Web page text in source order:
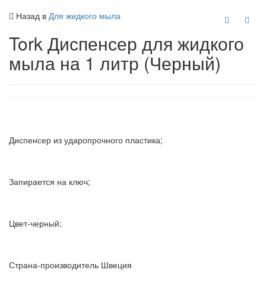
Назад в Для жидкого мыла
Tork Диспенсер для жидкого
мыла на 1 литр (Черный)
Диспенсер из ударопрочного пластика;
Запирается на ключ;
Цвет-черный;
Страна-производитель Швеция